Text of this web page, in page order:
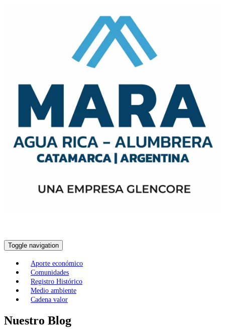
Toggle navigation
Aporte económico
Comunidades
Registro Histórico
Medio ambiente
Cadena valor
Nuestro Blog